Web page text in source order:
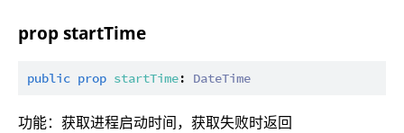
prop startTime
public prop startTime: DateTime
功能：获取进程启动时间，获取失败时返回